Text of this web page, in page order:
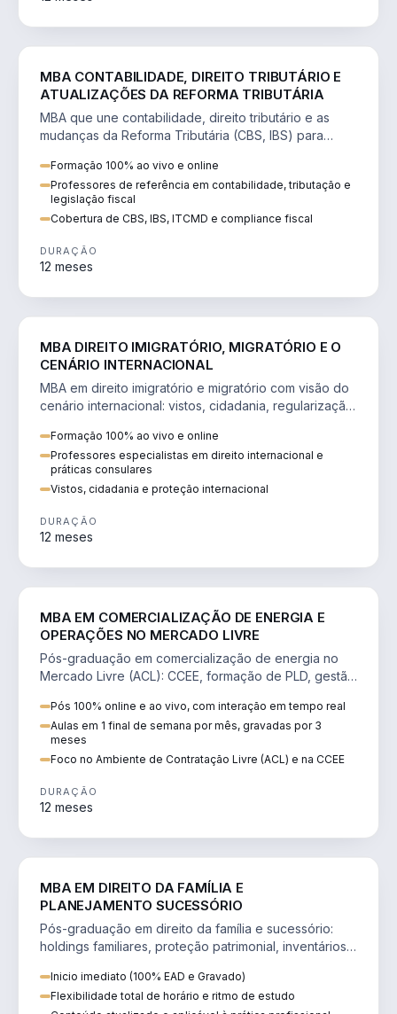
MBA CONTABILIDADE, DIREITO TRIBUTÁRIO E
ATUALIZAÇÕES DA REFORMA TRIBUTÁRIA
MBA que une contabilidade, direito tributário e as
mudanças da Reforma Tributária (CBS, IBS) para
Formação 100% ao vivo e online
Professores de referência em contabilidade, tributação e
legislação fiscal
Cobertura de CBS, IBS, ITCMD e compliance fiscal
DURAÇÃO
12 meses
MBA DIREITO IMIGRATÓRIO, MIGRATÓRIO E O
CENÁRIO INTERNACIONAL
MBA em direito imigratório e migratório com visão do
cenário internacional: vistos, cidadania, regularização
Formação 100% ao vivo e online
Professores especialistas em direito internacional e
práticas consulares
Vistos, cidadania e proteção internacional
DURAÇÃO
12 meses
MBA EM COMERCIALIZAÇÃO DE ENERGIA E
OPERAÇÕES NO MERCADO LIVRE
Pós-graduação em comercialização de energia no
Mercado Livre (ACL): CCEE, formação de PLD, gestão
Pós 100% online e ao vivo, com interação em tempo real
Aulas em 1 final de semana por mês, gravadas por 3
meses
Foco no Ambiente de Contratação Livre (ACL) e na CCEE
DURAÇÃO
12 meses
MBA EM DIREITO DA FAMÍLIA E
PLANEJAMENTO SUCESSÓRIO
Pós-graduação em direito da família e sucessório:
holdings familiares, proteção patrimonial, inventários
Inicio imediato (100% EAD e Gravado)
Flexibilidade total de horário e ritmo de estudo